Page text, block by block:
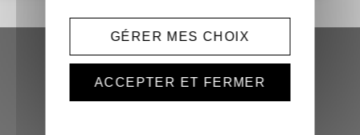
Sonatek Location
France
GÉRER MES CHOIX
ACCEPTER ET FERMER